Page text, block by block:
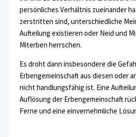
persönliches Verhältnis zueinander
zerstritten sind, unterschiedliche
Aufteilung existieren oder Neid und
Miterben herrschen.
Es droht dann insbesondere die
Erbengemeinschaft aus diesen oder
nicht handlungsfähig ist. Eine
Auflösung der Erbengemeinschaft
Ferne und eine einvernehmliche